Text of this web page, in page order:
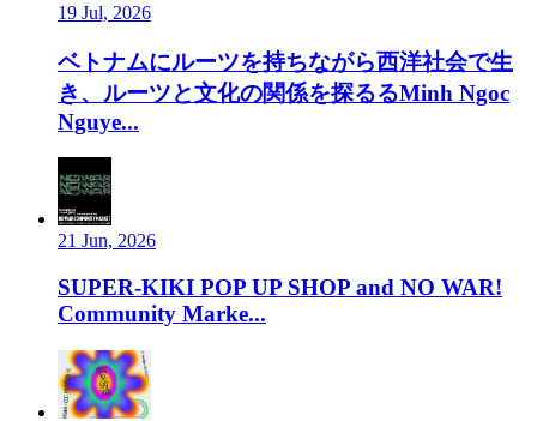
19 Jul, 2026
ベトナムにルーツを持ちながら西洋社会で生
き、ルーツと文化の関係を探るるMinh Ngoc
Nguye...
21 Jun, 2026
SUPER-KIKI POP UP SHOP and NO WAR!
Community Marke...